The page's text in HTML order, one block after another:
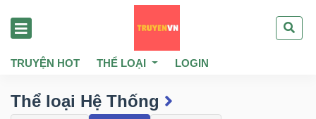
TRUYỆN HOT THỂ LOẠI LOGIN
Thể loại Hệ Thống